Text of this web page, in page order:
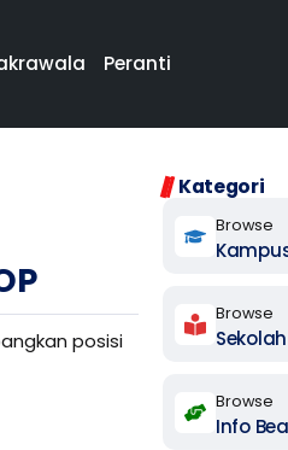
Peranti
posisi
Kategori
Browse
Browse
Sekolah
Browse
Info